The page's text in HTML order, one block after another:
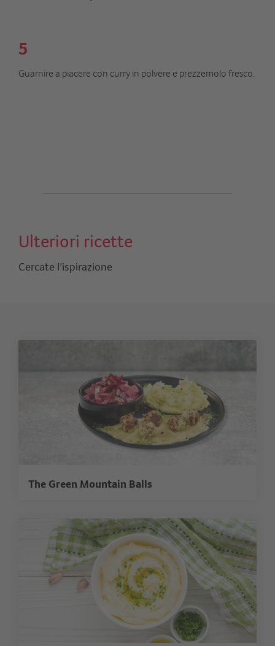
5
Guarnire a piacere con curry in polvere e prezzemolo fresco.
Ulteriori ricette
Cercate l’ispirazione
The Green Mountain Balls